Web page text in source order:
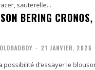
sauterelle...
BERING
- 21 JANVIER, 2026
possibilité d’essayer le